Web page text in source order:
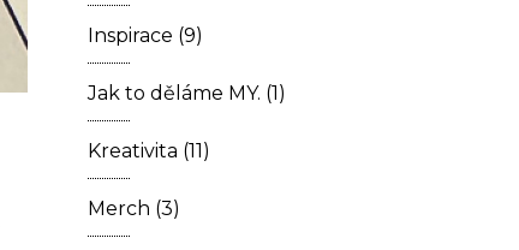
Inspirace (9)
Jak to děláme MY. (1)
Kreativita (11)
Merch (3)